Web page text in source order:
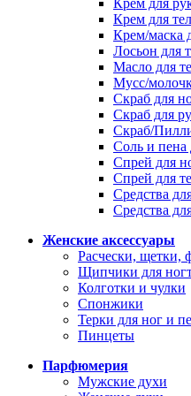
Крем для
Крем для
Крем/маска
Лосьон для
Масло для
Мусс/
Скраб для
Скраб для
Скраб/
Соль и пена
Спрей для
Спрей для
Средства
Средства
Женские аксессуары
Расчески, щетки,
Щипчики для
Колготки и чулки
Спонжики
Терки для ног и
Пинцеты
Парфюмерия
Мужские духи